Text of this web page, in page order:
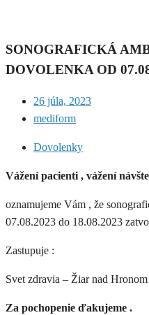
SONOGRAFICKÁ
DOVOLENKA OD
26 júla, 2023
mediform
Dovolenky
Vážení pacienti , vážení
oznamujeme Vám , že
07.08.2023 do 18.08.2023
Zastupuje :
Svet zdravia – Žiar nad Hronom
Za pochopenie ďakujeme .